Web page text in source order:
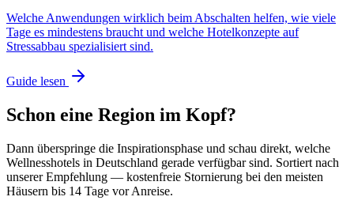
Welche Anwendungen wirklich beim Abschalten helfen, wie viele
Tage es mindestens braucht und welche Hotelkonzepte auf
Stressabbau spezialisiert sind.
Guide lesen
Schon eine Region im Kopf?
Dann überspringe die Inspirationsphase und schau direkt, welche
Wellnesshotels in Deutschland gerade verfügbar sind. Sortiert nach
unserer Empfehlung — kostenfreie Stornierung bei den meisten
Häusern bis 14 Tage vor Anreise.